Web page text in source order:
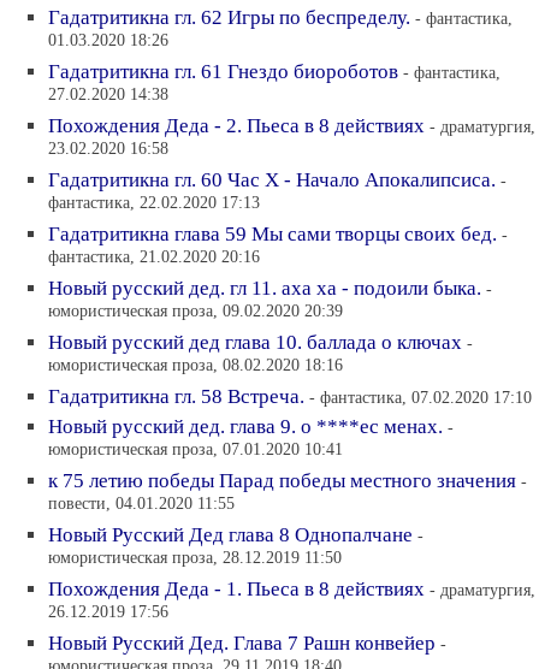
Гадатритикна гл. 62 Игры по беспределу. - фантастика,
01.03.2020 18:26
Гадатритикна гл. 61 Гнездо биороботов - фантастика,
27.02.2020 14:38
Похождения Деда - 2. Пьеса в 8 действиях - драматургия,
23.02.2020 16:58
Гадатритикна гл. 60 Час Х - Начало Апокалипсиса. -
фантастика, 22.02.2020 17:13
Гадатритикна глава 59 Мы сами творцы своих бед. -
фантастика, 21.02.2020 20:16
Новый русский дед. гл 11. аха ха - подоили быка. -
юмористическая проза, 09.02.2020 20:39
Новый русский дед глава 10. баллада о ключах -
юмористическая проза, 08.02.2020 18:16
Гадатритикна гл. 58 Встреча. - фантастика, 07.02.2020 17:10
Новый русский дед. глава 9. о ****ес менах. -
юмористическая проза, 07.01.2020 10:41
к 75 летию победы Парад победы местного значения -
повести, 04.01.2020 11:55
Новый Русский Дед глава 8 Однопалчане -
юмористическая проза, 28.12.2019 11:50
Похождения Деда - 1. Пьеса в 8 действиях - драматургия,
26.12.2019 17:56
Новый Русский Дед. Глава 7 Рашн конвейер -